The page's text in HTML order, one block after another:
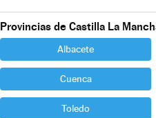
Provincias de Castilla La
Albacete
Cuenca
Toledo